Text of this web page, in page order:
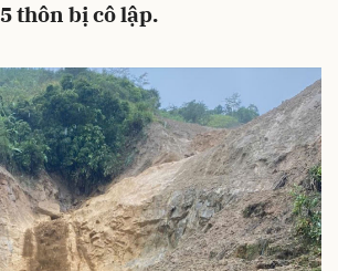
thôn bị cô lập.